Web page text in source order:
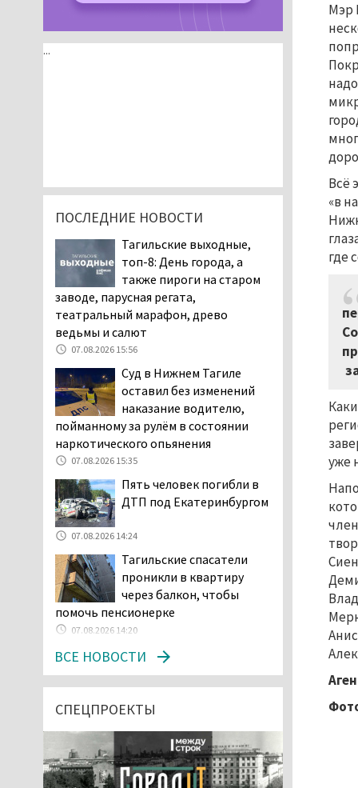
Мэр
Всё
«в
где
уже
...
ПОСЛЕДНИЕ НОВОСТИ
Тагильские выходные,
топ-8: День города, а
также пироги на старом
заводе, парусная регата,
театральный марафон, древо
ведьмы и салют
07.08.2026 15:56
Суд в Нижнем Тагиле
оставил без изменений
наказание водителю,
пойманному за рулём в состоянии
наркотического опьянения
07.08.2026 15:35
Пять человек погибли в
ДТП под Екатеринбургом
07.08.2026 14:24
Тагильские спасатели
проникли в квартиру
через балкон, чтобы
помочь пенсионерке
07.08.2026 14:20
В Красноуральске хитрый
перевёрнутым номером,
чтобы обмануть камеры, но зоркие
07.08.2026 13:34
Сотрудница ПВЗ в
Нижнем Тагиле украла
ВСЕ НОВОСТИ
СПЕЦПРОЕКТЫ